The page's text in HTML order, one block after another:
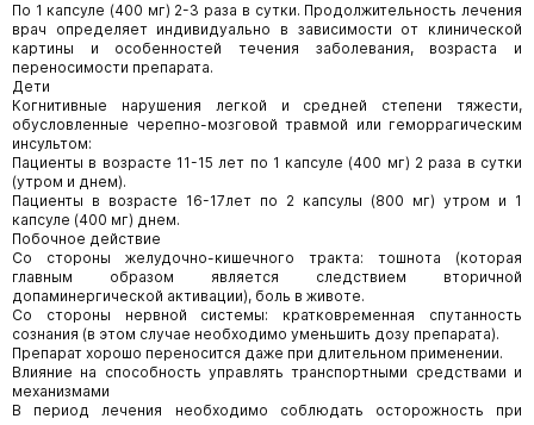
По 1 капсуле (400 мг) 2-3 раза в сутки. Продолжительность лечения
врач определяет индивидуально в зависимости от клинической
картины и особенностей течения заболевания, возраста и
переносимости препарата.
Дети
Когнитивные нарушения легкой и средней степени тяжести,
обусловленные черепно-мозговой травмой или геморрагическим
инсультом:
Пациенты в возрасте 11-15 лет по 1 капсуле (400 мг) 2 раза в сутки
(утром и днем).
Пациенты в возрасте 16-17лет по 2 капсулы (800 мг) утром и 1
капсуле (400 мг) днем.
Побочное действие
Со стороны желудочно-кишечного тракта: тошнота (которая
главным образом является следствием вторичной
допаминергической активации), боль в животе.
Со стороны нервной системы: кратковременная спутанность
сознания (в этом случае необходимо уменьшить дозу препарата).
Препарат хорошо переносится даже при длительном применении.
Влияние на способность управлять транспортными средствами и
механизмами
В период лечения необходимо соблюдать осторожность при